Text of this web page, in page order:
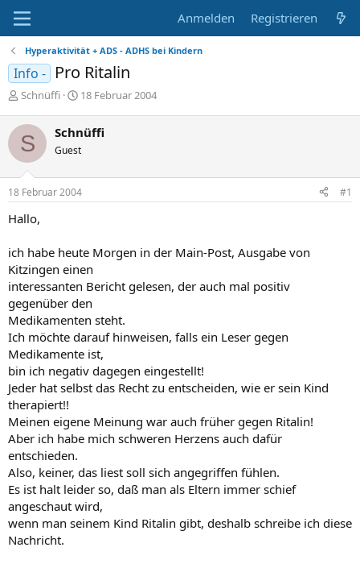
Anmelden Registrieren
Hyperaktivität + ADS - ADHS bei Kindern
Info - Pro Ritalin
E
s
t
e
l
l
e
Schnüffi
E
t
e
l
t
18 Februar 2004
S Schnüffi
Guest
18 Februar 2004 #1
Hallo,
ich habe heute Morgen in der Main-Post, Ausgabe von
Kitzingen einen
interessanten Bericht gelesen, der auch mal positiv
gegenüber den
Medikamenten steht.
Ich möchte darauf hinweisen, falls ein Leser gegen
Medikamente ist,
bin ich negativ dagegen eingestellt!
Jeder hat selbst das Recht zu entscheiden, wie er sein Kind
therapiert!!
Meinen eigene Meinung war auch früher gegen Ritalin!
Aber ich habe mich schweren Herzens auch dafür
entschieden.
Also, keiner, das liest soll sich angegriffen fühlen.
Es ist halt leider so, daß man als Eltern immer schief
angeschaut wird,
wenn man seinem Kind Ritalin gibt, deshalb schreibe ich diese
Nachricht.